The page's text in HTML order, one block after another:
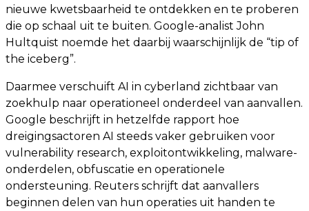
nieuwe kwetsbaarheid te ontdekken en te proberen
die op schaal uit te buiten. Google-analist John
Hultquist noemde het daarbij waarschijnlijk de “tip of
the iceberg”.
Daarmee verschuift AI in cyberland zichtbaar van
zoekhulp naar operationeel onderdeel van aanvallen.
Google beschrijft in hetzelfde rapport hoe
dreigingsactoren AI steeds vaker gebruiken voor
vulnerability research, exploitontwikkeling, malware-
onderdelen, obfuscatie en operationele
ondersteuning. Reuters schrijft dat aanvallers
beginnen delen van hun operaties uit handen te